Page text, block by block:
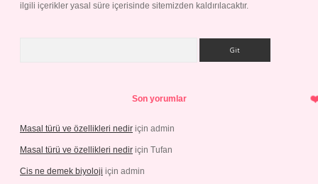
ilgili içerikler yasal süre içerisinde sitemizden kaldırılacaktır.
Son yorumlar
Masal türü ve özellikleri nedir için admin
Masal türü ve özellikleri nedir için Tufan
Cis ne demek biyoloji için admin